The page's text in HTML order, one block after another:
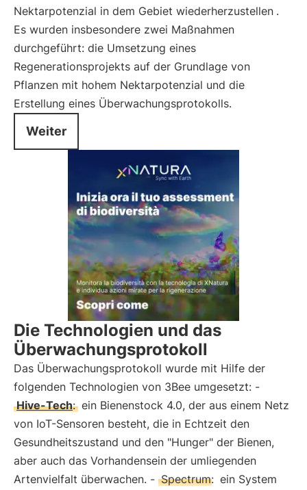
Nektarpotenzial in dem Gebiet wiederherzustellen .
Es wurden insbesondere zwei Maßnahmen
durchgeführt: die Umsetzung eines
Regenerationsprojekts auf der Grundlage von
Pflanzen mit hohem Nektarpotenzial und die
Erstellung eines Überwachungsprotokolls.
Weiter
Die Technologien und das
Überwachungsprotokoll
Das Überwachungsprotokoll wurde mit Hilfe der
folgenden Technologien von 3Bee umgesetzt: -
Hive-Tech: ein Bienenstock 4.0, der aus einem Netz
von IoT-Sensoren besteht, die in Echtzeit den
Gesundheitszustand und den "Hunger" der Bienen,
aber auch das Vorhandensein der umliegenden
Artenvielfalt überwachen. - Spectrum: ein System